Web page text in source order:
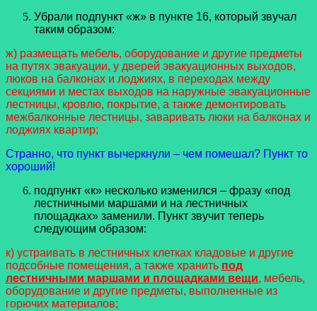
Убрали подпункт «ж» в пункте 16, который звучал
таким образом:
ж) размещать мебель, оборудование и другие предметы
на путях эвакуации, у дверей эвакуационных выходов,
люков на балконах и лоджиях, в переходах между
секциями и местах выходов на наружные эвакуационные
лестницы, кровлю, покрытие, а также демонтировать
межбалконные лестницы, заваривать люки на балконах и
лоджиях квартир;
Странно, что пункт вычеркнули – чем помешал? Пункт то
хороший!
подпункт «к» несколько изменился – фразу «под
лестничными маршами и на лестничных
площадках» заменили. Пункт звучит теперь
следующим образом:
к) устраивать в лестничных клетках кладовые и другие
подсобные помещения, а также хранить под
лестничными маршами и площадками вещи, мебель,
оборудование и другие предметы, выполненные из
горючих материалов;